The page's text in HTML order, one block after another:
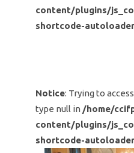
content/plugins/
shortcode-
Notice: Trying to
type null in /home/
content/plugins/
shortcode-